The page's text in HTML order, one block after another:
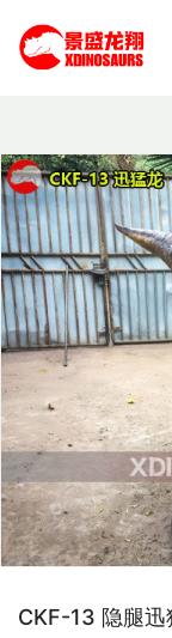
CKF-13 隐腿迅